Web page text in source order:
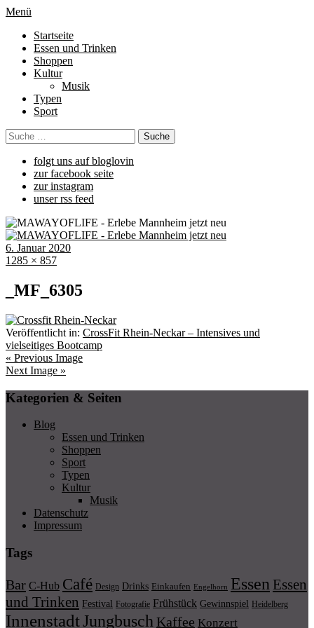
Menü
Startseite
Essen und Trinken
Shoppen
Kultur
Musik
Typen
Sport
folgt uns auf bloglovin
zur facebook seite
zur instagram
unser rss feed
6. Januar 2020
1285 × 857
_MF_6305
Veröffentlicht in: CrossFit Rhein-Neckar – Intensives und
vielseitiges Bootcamp
« Previous Image
Next Image »
Kategorien & Seiten
Blog
Essen und Trinken
Shoppen
Sport
Typen
Kultur
Musik
Datenschutz
Impressum
Tags
Bar C-Hub Café Design Drinks Einkaufen Engelhorn Essen Essen
und Trinken Festival Fotografie Frühstück Gewinnspiel Heidelberg
InnenstadtJungbusch Kaffee Konzert